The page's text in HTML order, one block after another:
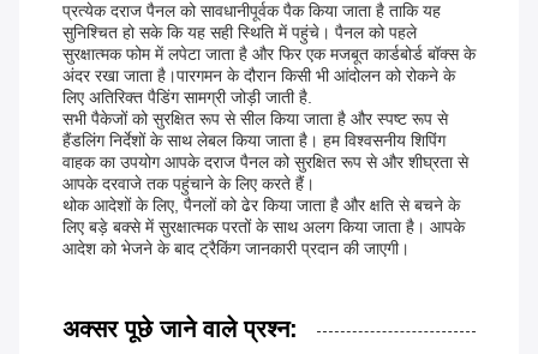
प्रत्येक दराज पैनल को सावधानीपूर्वक पैक किया जाता है ताकि यह
सुनिश्चित हो सके कि यह सही स्थिति में पहुंचे। पैनल को पहले
सुरक्षात्मक फोम में लपेटा जाता है और फिर एक मजबूत कार्डबोर्ड बॉक्स के
अंदर रखा जाता है।पारगमन के दौरान किसी भी आंदोलन को रोकने के
लिए अतिरिक्त पैडिंग सामग्री जोड़ी जाती है.
सभी पैकेजों को सुरक्षित रूप से सील किया जाता है और स्पष्ट रूप से
हैंडलिंग निर्देशों के साथ लेबल किया जाता है। हम विश्वसनीय शिपिंग
वाहक का उपयोग आपके दराज पैनल को सुरक्षित रूप से और शीघ्रता से
आपके दरवाजे तक पहुंचाने के लिए करते हैं।
थोक आदेशों के लिए, पैनलों को ढेर किया जाता है और क्षति से बचने के
लिए बड़े बक्से में सुरक्षात्मक परतों के साथ अलग किया जाता है। आपके
आदेश को भेजने के बाद ट्रैकिंग जानकारी प्रदान की जाएगी।
अक्सर पूछे जाने वाले प्रश्न: